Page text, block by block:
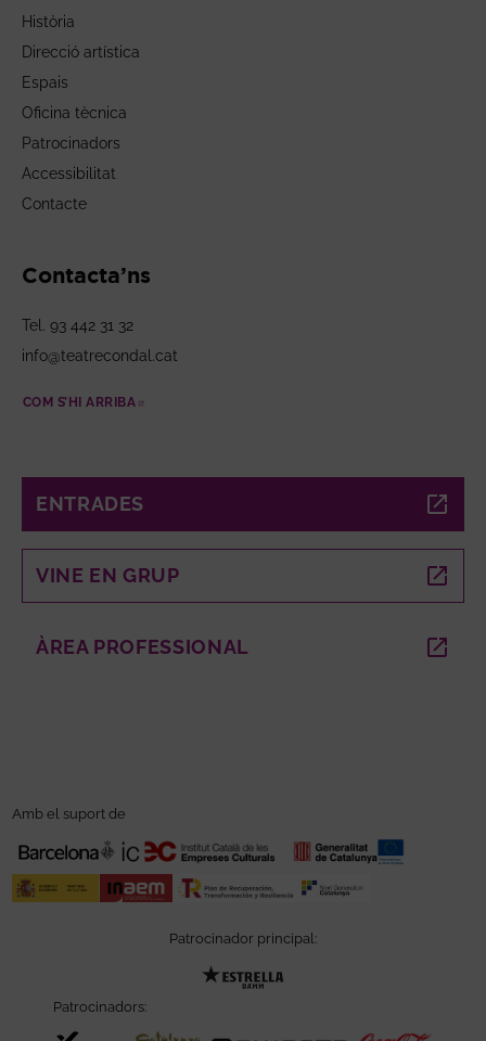
Història
Direcció artística
Espais
Oficina tècnica
Patrocinadors
Accessibilitat
Contacte
Contacta’ns
Tel. 93 442 31 32
info@teatrecondal.cat
COM S’HI ARRIBA
ENTRADES
VINE EN GRUP
ÀREA PROFESSIONAL ABRE EN NUEVA VENTANA
Amb el suport de
Patrocinador principal:
Patrocinadors: